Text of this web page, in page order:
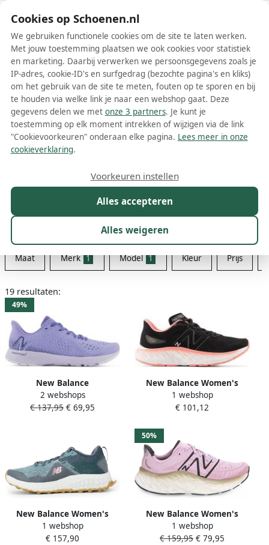
Schoenen.nl
Wis filters Alle filters
New Balance Fresh Foam X
damesschoenen
Als je op zoek bent naar een paar comfortabele en stijlvolle
damesschoenen zeker het overwegen waard. Dit model van New
Balance is speciaal ontworpen voor dames en is uitgerust met de
innovatieve Fresh Foam X-technologie. Deze technologie zorgt voor
uitstekende demping en ondersteuning tijdens het sporten,
waardoor je voeten altijd comfortabel blijven aanvoelen.
Meer lezen
Sneakers
Maat Merk 1 Model 1 Kleur Prijs
19 resultaten:
49%
New Balance
Hardloopschoenen
Chaussures de running
2 webshops
€ 137,95 € 69,95
New Balance Women's
Fresh Foam X Evoz V3
Hardloopschoenen zwart
1 webshop
€ 101,12
New Balance Women's
Hierro V7 Trail Shoes
Trailschoenen
1 webshop
€ 157,90
50%
New Balance Women's
More V4 Running Shoes
Hardloopschoenen
1 webshop
€ 159,95 € 79,95
Cookies op Schoenen.nl
We gebruiken functionele cookies om de site te laten werken.
Met jouw toestemming plaatsen we ook cookies voor statistiek
en marketing. Daarbij verwerken we persoonsgegevens zoals je
IP-adres, cookie-ID's en surfgedrag (bezochte pagina's en kliks)
om het gebruik van de site te meten, fouten op te sporen en bij
te houden via welke link je naar een webshop gaat. Deze
gegevens delen we met onze 3 partners. Je kunt je
toestemming op elk moment intrekken of wijzigen via de link
"Cookievoorkeuren" onderaan elke pagina. Lees meer in onze
cookieverklaring.
Alles accepteren
Alles weigeren
Voorkeuren instellen